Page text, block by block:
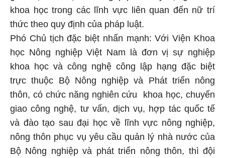
khoa học trong các lĩnh vực liên quan đến nữ trí
thức theo quy định của pháp luật.
Phó Chủ tịch đặc biệt nhấn mạnh: Với Viện Khoa
học Nông nghiệp Việt Nam là đơn vị sự nghiệp
khoa học và công nghệ công lập hạng đặc biệt
trực thuộc Bộ Nông nghiệp và Phát triển nông
thôn, có chức năng nghiên cứu khoa học, chuyển
giao công nghệ, tư vấn, dịch vụ, hợp tác quốc tế
và đào tạo sau đại học về lĩnh vực nông nghiệp,
nông thôn phục vụ yêu cầu quản lý nhà nước của
Bộ Nông nghiệp và phát triển nông thôn, thì đội